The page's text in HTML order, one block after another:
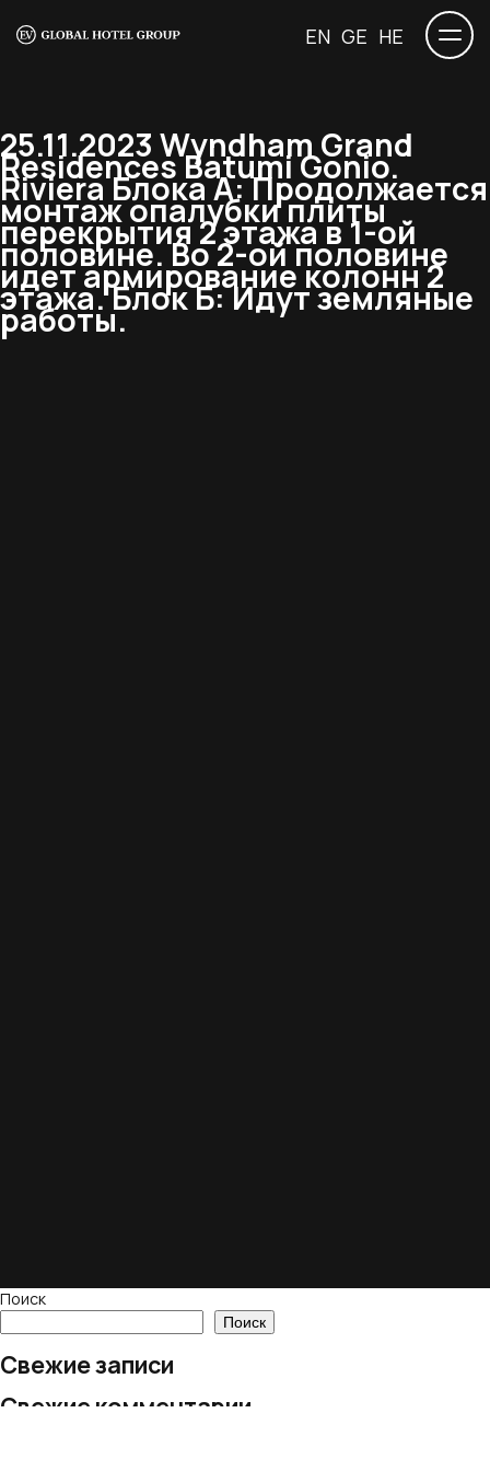
EN GE HE
25.11.2023 Wyndham Grand
Residences Batumi Gonio.
Riviera Блока А: Продолжается
монтаж опалубки плиты
перекрытия 2 этажа в 1-ой
половине. Во 2-ой половине
идет армирование колонн 2
этажа. Блок Б: Идут земляные
работы.
Поиск
Поиск
Свежие записи
Свежие комментарии